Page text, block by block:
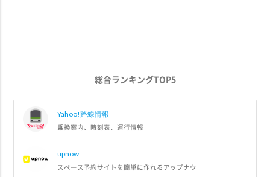
総合ランキングTOP5
Yahoo!路線情報
乗換案内、時刻表、運行情報
upnow
スペース予約サイトを簡単に作れるアップナウ